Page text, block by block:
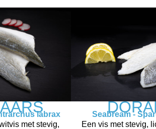
labrax
met stevig,
Seabream -
Een vis met stevig,